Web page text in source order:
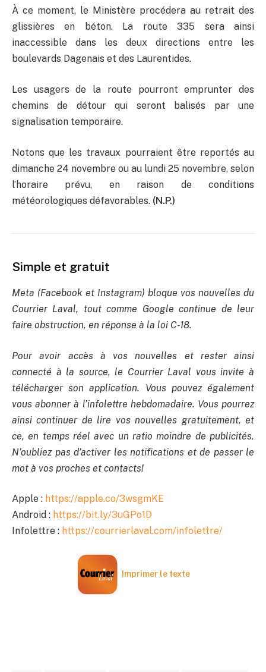
À ce moment, le Ministère procédera au retrait des
glissières en béton. La route 335 sera ainsi
inaccessible dans les deux directions entre les
boulevards Dagenais et des Laurentides.
Les usagers de la route pourront emprunter des
chemins de détour qui seront balisés par une
signalisation temporaire.
Notons que les travaux pourraient être reportés au
dimanche 24 novembre ou au lundi 25 novembre, selon
l’horaire prévu, en raison de conditions
météorologiques défavorables. (N.P.)
Simple et gratuit
Meta (Facebook et Instagram) bloque vos nouvelles du
Courrier Laval, tout comme Google continue de leur
faire obstruction, en réponse à la loi C-18.
Pour avoir accès à vos nouvelles et rester ainsi
connecté à la source, le Courrier Laval vous invite à
télécharger son application. Vous pouvez également
vous abonner à l’infolettre hebdomadaire. Vous pourrez
ainsi continuer de lire vos nouvelles gratuitement, et
ce, en temps réel avec un ratio moindre de publicités.
N’oubliez pas d’activer les notifications et de passer le
mot à vos proches et contacts!
Apple : https://apple.co/3wsgmKE
Android : https://bit.ly/3uGPo1D
Infolettre : https://courrierlaval.com/infolettre/
Imprimer le texte